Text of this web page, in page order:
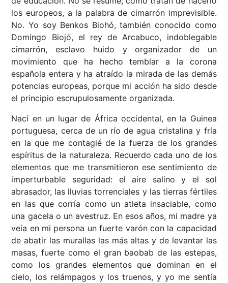
los europeos, a la palabra de cimarrón imprevisible.
No. Yo soy Benkos Biohó, también conocido como
Domingo Biojó, el rey de Arcabuco, indoblegable
cimarrón, esclavo huido y organizador de un
movimiento que ha hecho temblar a la corona
española entera y ha atraído la mirada de las demás
potencias europeas, porque mi acción ha sido desde
el principio escrupulosamente organizada.
Nací en un lugar de África occidental, en la Guinea
portuguesa, cerca de un río de agua cristalina y fría
en la que me contagié de la fuerza de los grandes
espíritus de la naturaleza. Recuerdo cada uno de los
elementos que me transmitieron ese sentimiento de
imperturbable seguridad: el aire salino y el sol
abrasador, las lluvias torrenciales y las tierras fértiles
en las que corría como un atleta insaciable, como
una gacela o un avestruz. En esos años, mi madre ya
veía en mi persona un fuerte varón con la capacidad
de abatir las murallas las más altas y de levantar las
masas, fuerte como el gran baobab de las estepas,
como los grandes elementos que dominan en el
cielo, los relámpagos y los truenos, y yo me sentía